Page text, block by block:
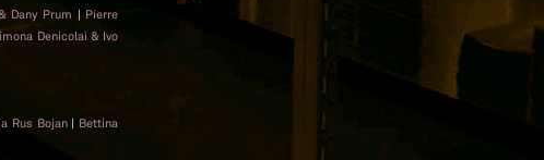
Dany Prum | Pierre
Denicolai & Ivo
Rus Bojan | Bettina